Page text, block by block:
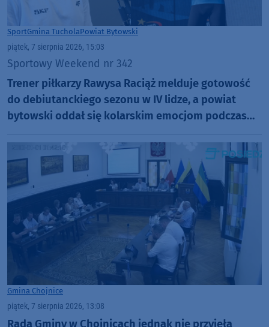
SportGmina TucholaPowiat Bytowski
piątek, 7 sierpnia 2026, 15:03
Sportowy Weekend nr 342
Trener piłkarzy Rawysa Raciąż melduje gotowość
do debiutanckiego sezonu w IV lidze, a powiat
bytowski oddał się kolarskim emocjom podczas
Gmina Chojnice
piątek, 7 sierpnia 2026, 13:08
Rada Gminy w Chojnicach jednak nie przyjęła